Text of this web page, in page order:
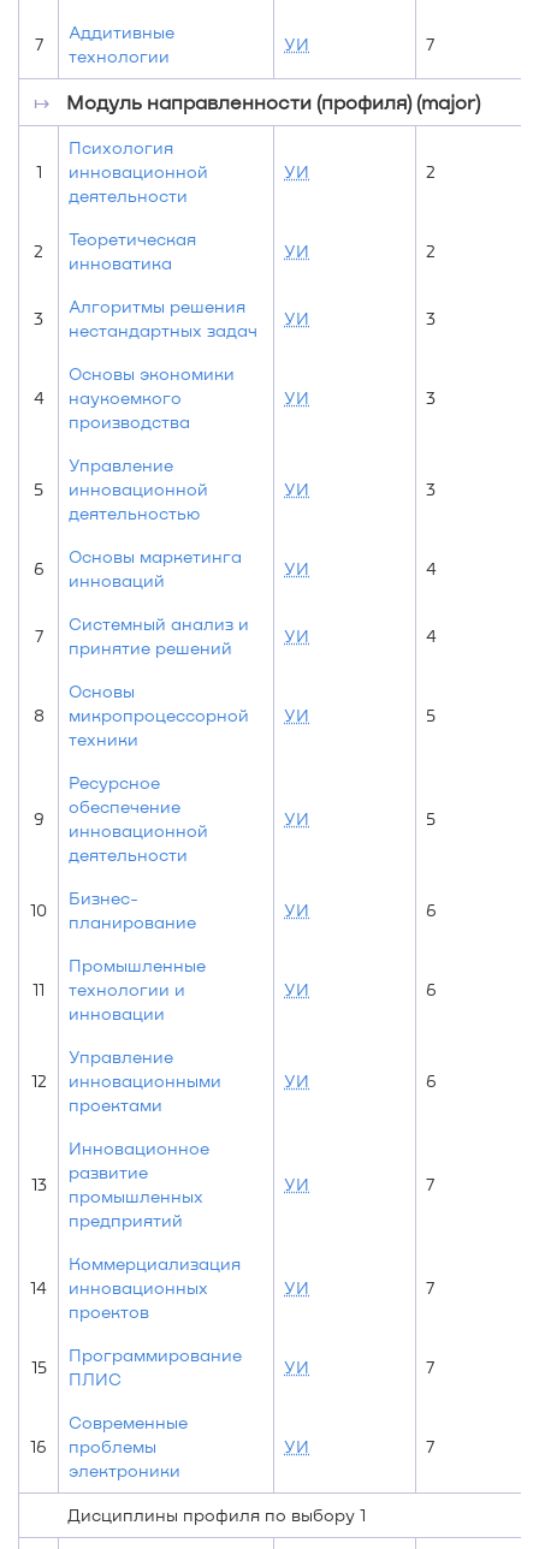
7
Аддитивные
технологии
УИ 7
↦ Модуль направленности (профиля) (major)
1
Психология
инновационной
деятельности
УИ 2
2
Теоретическая
инноватика
УИ 2
3
Алгоритмы решения
нестандартных задач
УИ 3
4
Основы экономики
наукоемкого
производства
УИ 3
5
Управление
инновационной
деятельностью
УИ 3
6
Основы маркетинга
инноваций
УИ 4
7
Системный анализ и
принятие решений
УИ 4
8
Основы
микропроцессорной
техники
УИ 5
9
Ресурсное
обеспечение
инновационной
деятельности
УИ 5
10
Бизнес-
планирование
УИ 6
11
Промышленные
технологии и
инновации
УИ 6
12
Управление
инновационными
проектами
УИ 6
13
Инновационное
развитие
промышленных
предприятий
УИ 7
14
Коммерциализация
инновационных
проектов
УИ 7
15
Программирование
ПЛИС
УИ 7
16
Современные
проблемы
электроники
УИ 7
Дисциплины профиля по выбору 1